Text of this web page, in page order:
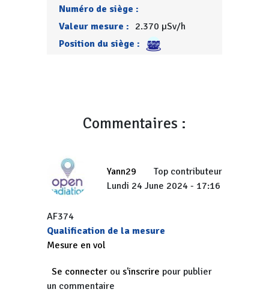
Numéro de siège :
Valeur mesure : 2.370 µSv/h
Position du siège :
Commentaires :
Yann29
Top contributeur
Lundi 24 June 2024 - 17:16
AF374
Qualification de la mesure
Mesure en vol
Se connecter ou s'inscrire pour publier
un commentaire